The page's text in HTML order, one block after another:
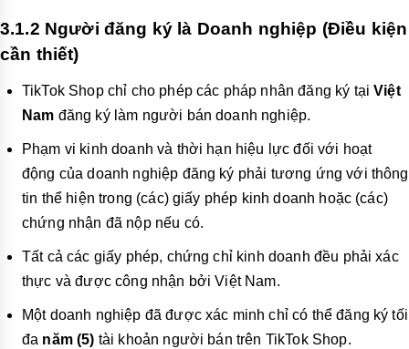
3.1.2 Người đăng ký là Doanh nghiệp (Điều kiện
cần thiết)
TikTok Shop chỉ cho phép các pháp nhân đăng ký tạiViệt
Nam đăng ký làm người bán doanh nghiệp.
Phạm vi kinh doanh và thời hạn hiệu lực đối với hoạt
động của doanh nghiệp đăng ký phải tương ứng với thông
tin thể hiện trong (các) giấy phép kinh doanh hoặc (các)
chứng nhận đã nộp nếu có.
Tất cả các giấy phép, chứng chỉ kinh doanh đều phải xác
thực và được công nhận bởi Việt Nam.
Một doanh nghiệp đã được xác minh chỉ có thể đăng ký tối
đa năm (5) tài khoản người bán trên TikTok Shop.